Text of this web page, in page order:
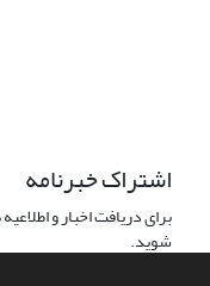
اشتراک خبرنامه
برای دریافت اخبار و
شوید.